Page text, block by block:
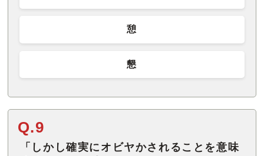
憩
懇
Q.9
「しかし確実にオビヤかされることを意味